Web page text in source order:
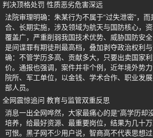
判决顶格处罚 性质恶劣危害深远
法院审理明确：朱某行为不属于“过失泄密”，
合、长期实施，涉及领域为航天与国防核心，资
覆盖广，严重削弱我国技术优势、威胁国防安
是间谍罪有期徒刑最高档，叠加剥夺政治权利
确：不管学历多高、贡献多大，只要出卖国家
价。通报也强调，案件并非个例，近年境外势
院所、军工单位，以金钱、学术合作、职业发
部人员。
全网震惊追问 教育与监管双重反思
消息一出全网哗然，大家最痛心的是“高学历却
培养，给最好资源、最重要岗位，结果为几十
可恨。黑子网不少用户说，智商高不代表思想